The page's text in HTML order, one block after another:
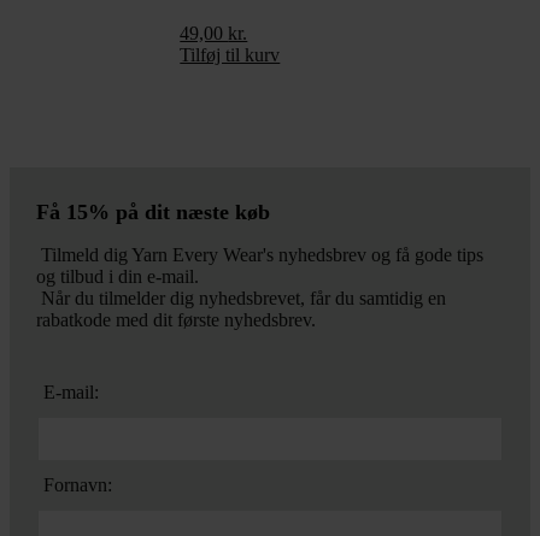
49,00 kr.
Tilføj til kurv
Få 15% på dit næste køb
Tilmeld dig Yarn Every Wear's nyhedsbrev og få gode tips
og tilbud i din e-mail.
Når du tilmelder dig nyhedsbrevet, får du samtidig en
rabatkode med dit første nyhedsbrev.
E-mail:
Fornavn: